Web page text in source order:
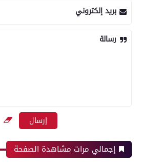
بريد إلكتروني
رسالة
إجمالي مرات مشاهدة الصفحة